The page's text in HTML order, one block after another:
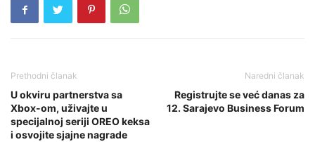
Prethodni članak
U okviru partnerstva sa
Xbox-om, uživajte u
specijalnoj seriji OREO keksa
i osvojite sjajne nagrade
Naredni članak
Registrujte se već danas za
12. Sarajevo Business Forum